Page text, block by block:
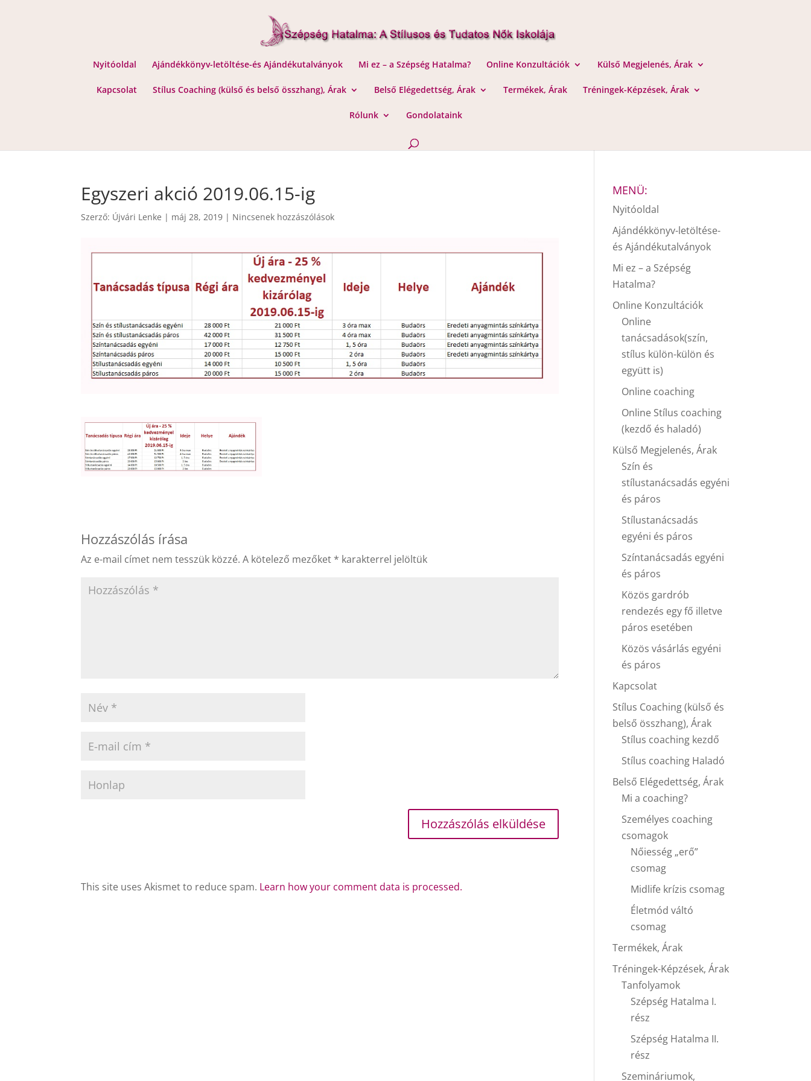
Nyitóoldal Ajándékkönyv-letöltése-és Ajándékutalványok Mi ez – a Szépség Hatalma? Online Konzultációk Külső Megjelenés, Árak
Kapcsolat Stílus Coaching (külső és belső összhang), Árak Belső Elégedettség, Árak Termékek, Árak Tréningek-Képzések, Árak
Rólunk Gondolataink
Egyszeri akció 2019.06.15-ig
Szerző: Újvári Lenke | máj 28, 2019 | Nincsenek hozzászólások
Hozzászólás írása
Az e-mail címet nem tesszük közzé. A kötelező mezőket * karakterrel jelöltük
This site uses Akismet to reduce spam. Learn how your comment data is processed.
MENÜ:
Nyitóoldal
Ajándékkönyv-letöltése-
és Ajándékutalványok
Mi ez – a Szépség
Hatalma?
Online Konzultációk
Online
tanácsadások(szín,
stílus külön-külön és
együtt is)
Online coaching
Online Stílus coaching
(kezdő és haladó)
Külső Megjelenés, Árak
Szín és
stílustanácsadás egyéni
és páros
Stílustanácsadás
egyéni és páros
Színtanácsadás egyéni
és páros
Közös gardrób
rendezés egy fő illetve
páros esetében
Közös vásárlás egyéni
és páros
Kapcsolat
Stílus Coaching (külső és
belső összhang), Árak
Stílus coaching kezdő
Stílus coaching Haladó
Belső Elégedettség, Árak
Mi a coaching?
Személyes coaching
csomagok
Nőiesség „erő”
csomag
Midlife krízis csomag
Életmód váltó
csomag
Termékek, Árak
Tréningek-Képzések, Árak
Tanfolyamok
Szépség Hatalma I.
rész
Szépség Hatalma II.
rész
Szemináriumok,